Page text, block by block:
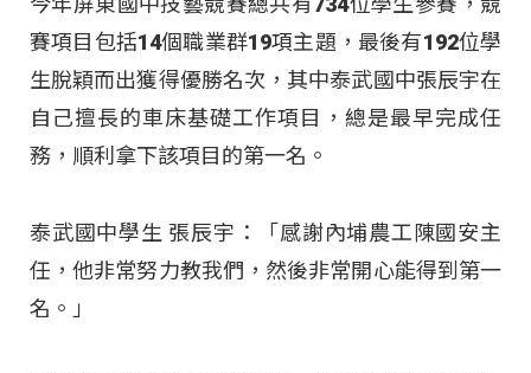
賽項目包括14個職業群19項主題，最後有192位學
生脫穎而出獲得優勝名次，其中泰武國中張辰宇在
自己擅長的車床基礎工作項目，總是最早完成任
務，順利拿下該項目的第一名。
泰武國中學生 張辰宇：「感謝內埔農工陳國安主
任，他非常努力教我們，然後非常開心能得到第一
名。」